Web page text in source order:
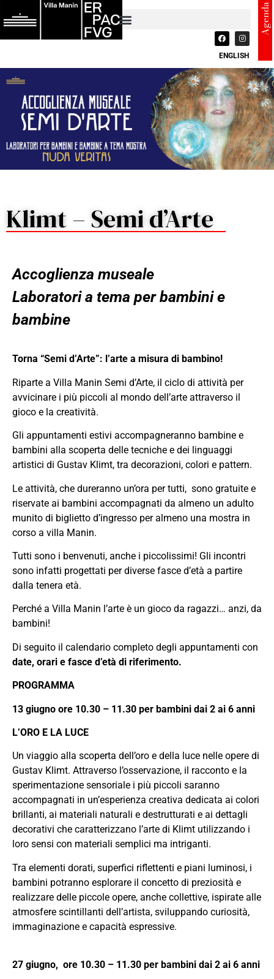
ENGLISH
Agenda
Klimt – Semi d’Arte
Accoglienza museale
Laboratori a tema per bambini e
bambine
Torna “Semi d’Arte”: l’arte a misura di bambino!
Riparte a Villa Manin Semi d’Arte, il ciclo di attività per
avvicinare i più piccoli al mondo dell’arte attraverso il
gioco e la creatività.
Gli appuntamenti estivi accompagneranno bambine e
bambini alla scoperta delle tecniche e dei linguaggi
artistici di Gustav Klimt, tra decorazioni, colori e pattern.
Le attività, che dureranno un’ora per tutti, sono gratuite e
riservate ai bambini accompagnati da almeno un adulto
munito di biglietto d’ingresso per almeno una mostra in
corso a villa Manin.
Tutti sono i benvenuti, anche i piccolissimi! Gli incontri
sono infatti progettati per diverse fasce d’età a partire
dalla tenera età.
Perché a Villa Manin l’arte è un gioco da ragazzi… anzi, da
bambini!
Di seguito il calendario completo degli appuntamenti con
date, orari e fasce d’età di riferimento.
PROGRAMMA
13 giugno ore 10.30 – 11.30 per bambini dai 2 ai 6 anni
L’ORO E LA LUCE
Un viaggio alla scoperta dell’oro e della luce nelle opere di
Gustav Klimt. Attraverso l’osservazione, il racconto e la
sperimentazione sensoriale i più piccoli saranno
accompagnati in un’esperienza creativa dedicata ai colori
brillanti, ai materiali naturali e destrutturati e ai dettagli
decorativi che caratterizzano l’arte di Klimt utilizzando i
loro sensi con materiali semplici ma intriganti.
Tra elementi dorati, superfici riflettenti e piani luminosi, i
bambini potranno esplorare il concetto di preziosità e
realizzare delle piccole opere, anche collettive, ispirate alle
atmosfere scintillanti dell’artista, sviluppando curiosità,
immaginazione e capacità espressive.
27 giugno, ore 10.30 – 11.30 per bambini dai 2 ai 6 anni